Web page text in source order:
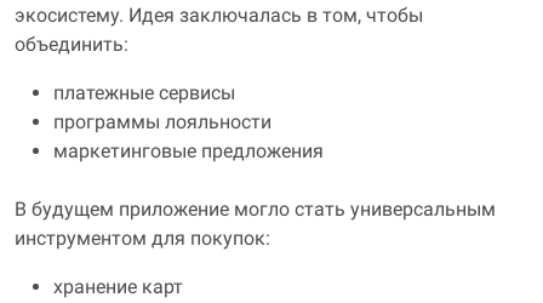
экосистему. Идея заключалась в том, чтобы
объединить:
платежные сервисы
программы лояльности
маркетинговые предложения
В будущем приложение могло стать универсальным
инструментом для покупок:
хранение карт